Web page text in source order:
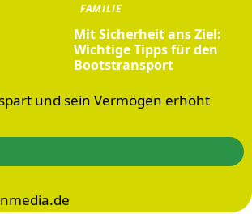
FAMILIE
Mit Sicherheit ans Ziel:
Wichtige Tipps für den
Bootstransport
und sein Vermögen erhöht